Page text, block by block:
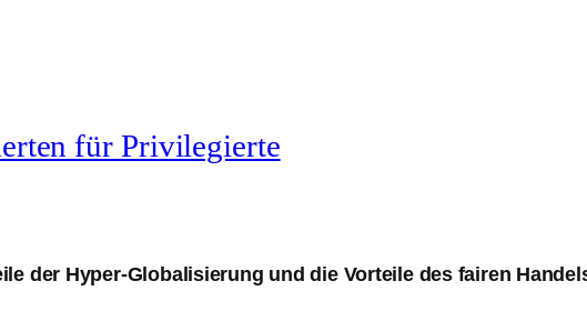
für Privilegierte
der Hyper-Globalisierung und die Vorteile des fairen